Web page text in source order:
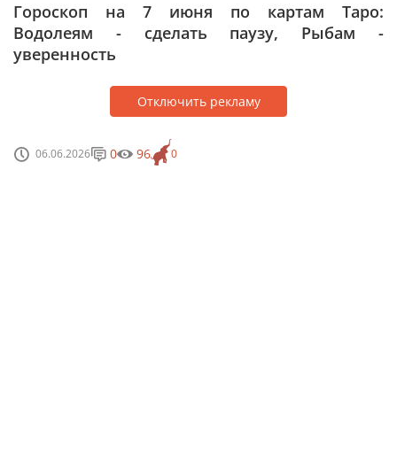
Гороскоп на 7 июня по картам Таро:
Водолеям - сделать паузу, Рыбам -
уверенность
Отключить рекламу
06.06.2026 0
0 96